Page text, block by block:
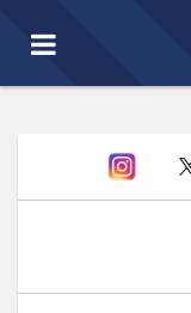
Toggle
navigation